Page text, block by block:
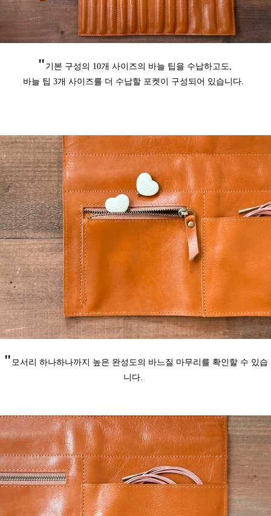
" 기본 구성의 10개 사이즈의 바늘 팁을 수납하고도,
바늘 팁 3개 사이즈를 더 수납할 포켓이 구성되어 있습니다.
" 모서리 하나하나까지 높은 완성도의 바느질 마무리를 확인할 수 있습
니다.